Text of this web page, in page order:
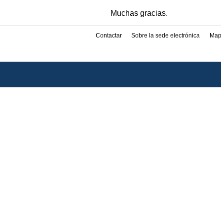
Muchas gracias.
Contactar Sobre la sede electrónica